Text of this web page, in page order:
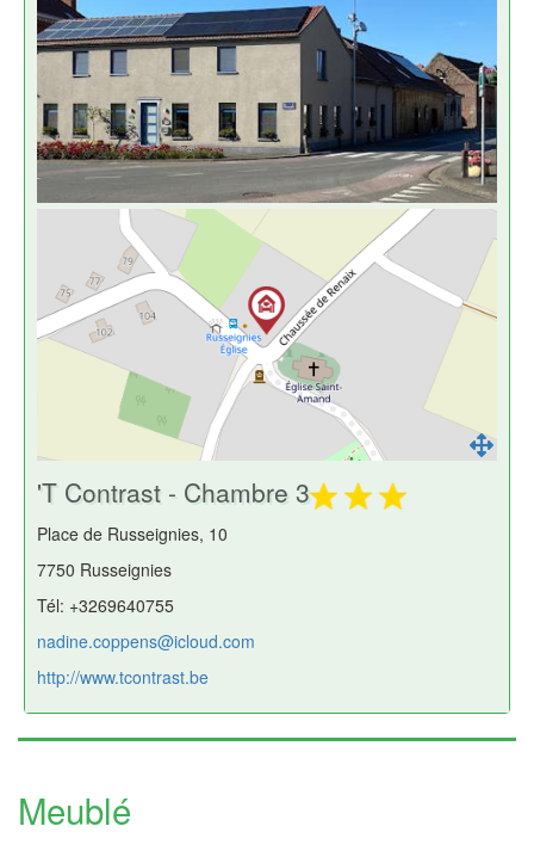
'T Contrast - Chambre 3
Place de Russeignies, 10
7750 Russeignies
Tél: +3269640755
nadine.coppens@icloud.com
http://www.tcontrast.be
Meublé